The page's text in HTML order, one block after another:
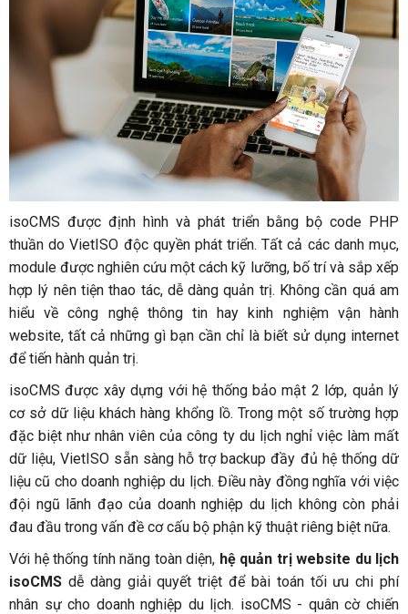
isoCMS được định hình và phát triển bằng bộ code PHP
thuần do VietISO độc quyền phát triển. Tất cả các danh mục,
module được nghiên cứu một cách kỹ lưỡng, bố trí và sắp xếp
hợp lý nên tiện thao tác, dễ dàng quản trị. Không cần quá am
hiểu về công nghệ thông tin hay kinh nghiệm vận hành
website, tất cả những gì bạn cần chỉ là biết sử dụng internet
để tiến hành quản trị.
isoCMS được xây dựng với hệ thống bảo mật 2 lớp, quản lý
cơ sở dữ liệu khách hàng khổng lồ. Trong một số trường hợp
đặc biệt như nhân viên của công ty du lịch nghỉ việc làm mất
dữ liệu, VietISO sẵn sàng hỗ trợ backup đầy đủ hệ thống dữ
liệu cũ cho doanh nghiệp du lịch. Điều này đồng nghĩa với việc
đội ngũ lãnh đạo của doanh nghiệp du lịch không còn phải
đau đầu trong vấn đề cơ cấu bộ phận kỹ thuật riêng biệt nữa.
Với hệ thống tính năng toàn diện, hệ quản trị website du lịch
isoCMS dễ dàng giải quyết triệt để bài toán tối ưu chi phí
nhân sự cho doanh nghiệp du lịch. isoCMS - quân cờ chiến